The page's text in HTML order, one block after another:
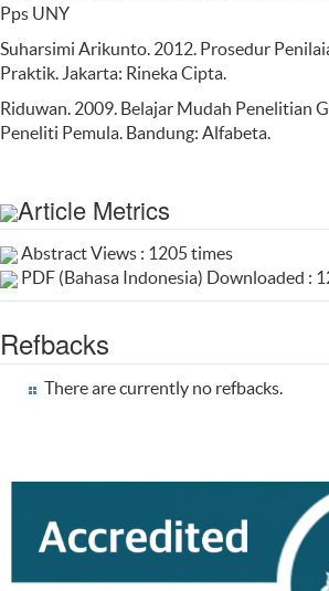
Pps UNY
Suharsimi Arikunto. 2012. Prosedur
Praktik. Jakarta: Rineka Cipta.
Riduwan. 2009. Belajar Mudah Penelitian
Peneliti Pemula. Bandung: Alfabeta.
Article Metrics
Abstract Views : 1205 times
PDF (Bahasa Indonesia) Downloaded :
Refbacks
There are currently no refbacks.